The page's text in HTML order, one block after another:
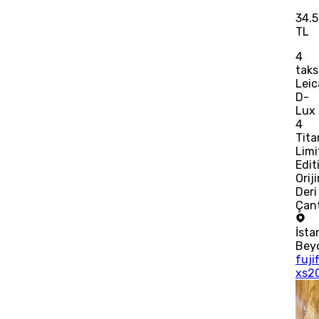
TL
4
D-
Lux
4
Deri